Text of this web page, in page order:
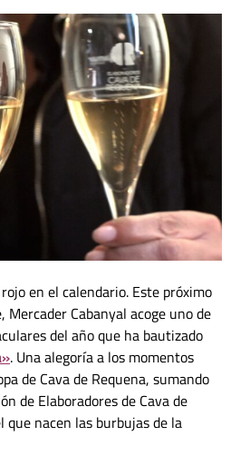
en el calendario. Este próximo
Mercader Cabanyal acoge uno de
del año que ha bautizado
. Una alegoría a los momentos
de Cava de Requena, sumando
de Elaboradores de Cava de
que nacen las burbujas de la